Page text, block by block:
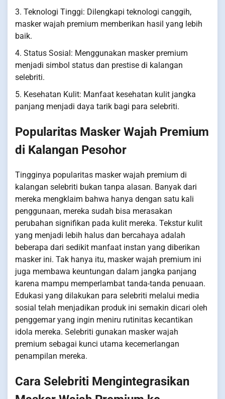
3. Teknologi Tinggi: Dilengkapi teknologi canggih,
masker wajah premium memberikan hasil yang lebih
baik.
4. Status Sosial: Menggunakan masker premium
menjadi simbol status dan prestise di kalangan
selebriti.
5. Kesehatan Kulit: Manfaat kesehatan kulit jangka
panjang menjadi daya tarik bagi para selebriti.
Popularitas Masker Wajah Premium
di Kalangan Pesohor
Tingginya popularitas masker wajah premium di
kalangan selebriti bukan tanpa alasan. Banyak dari
mereka mengklaim bahwa hanya dengan satu kali
penggunaan, mereka sudah bisa merasakan
perubahan signifikan pada kulit mereka. Tekstur kulit
yang menjadi lebih halus dan bercahaya adalah
beberapa dari sedikit manfaat instan yang diberikan
masker ini. Tak hanya itu, masker wajah premium ini
juga membawa keuntungan dalam jangka panjang
karena mampu memperlambat tanda-tanda penuaan.
Edukasi yang dilakukan para selebriti melalui media
sosial telah menjadikan produk ini semakin dicari oleh
penggemar yang ingin meniru rutinitas kecantikan
idola mereka. Selebriti gunakan masker wajah
premium sebagai kunci utama kecemerlangan
penampilan mereka.
Cara Selebriti Mengintegrasikan